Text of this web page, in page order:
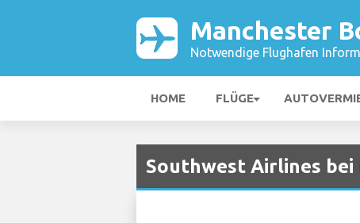
Manchester
Notwendige Flughafen
HOME FLÜGE
Southwest Airlines bei